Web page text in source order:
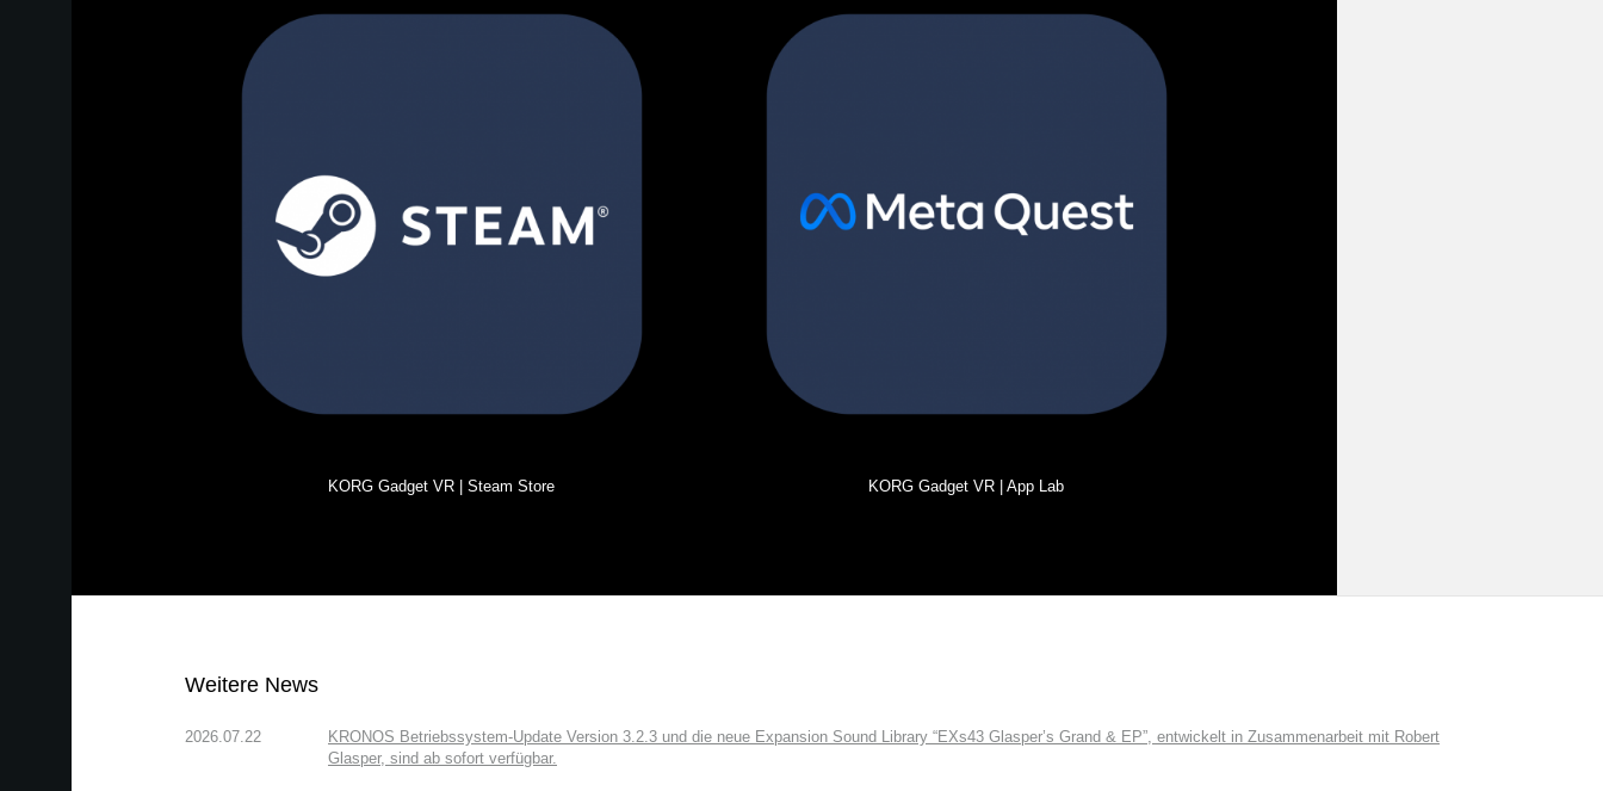
KORG Gadget VR | Steam Store KORG Gadget VR | App Lab
Weitere News
2026.07.22
KRONOS Betriebssystem-Update Version 3.2.3 und die neue Expansion Sound Library “EXs43 Glasper’s Grand & EP”, entwickelt in Zusammenarbeit mit Robert
Glasper, sind ab sofort verfügbar.